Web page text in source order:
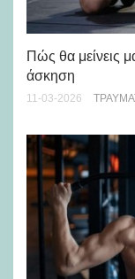
Πώς θα μείνεις
άσκηση
11-03-2026